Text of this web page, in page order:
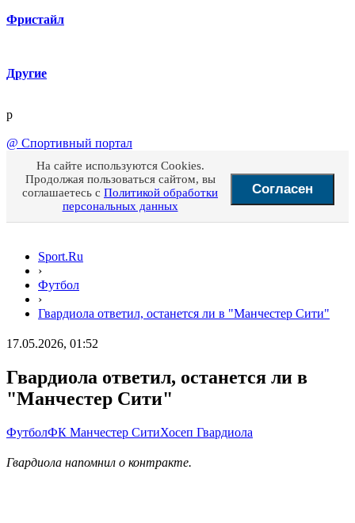
Фристайл
Другие
p
@ Спортивный портал
На сайте используются Cookies.
Продолжая пользоваться сайтом, вы
соглашаетесь с Политикой обработки
персональных данных
Согласен
Sport.Ru
›
Футбол
›
Гвардиола ответил, останется ли в "Манчестер Сити"
17.05.2026, 01:52
Гвардиола ответил, останется ли в
"Манчестер Сити"
ФутболФК Манчестер СитиХосеп Гвардиола
Гвардиола напомнил о контракте.